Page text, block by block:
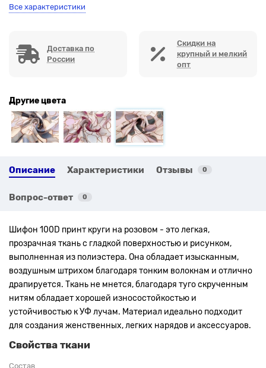
Все характеристики
Доставка по
России
Скидки на
крупный и мелкий
опт
Другие цвета
Описание Характеристики Отзывы 0
Вопрос-ответ 0
Шифон 100D принт круги на розовом - это легкая,
прозрачная ткань с гладкой поверхностью и рисунком,
выполненная из полиэстера. Она обладает изысканным,
воздушным штрихом благодаря тонким волокнам и отлично
драпируется. Ткань не мнется, благодаря туго скрученным
нитям обладает хорошей износостойкостью и
устойчивостью к УФ лучам. Материал идеально подходит
для создания женственных, легких нарядов и аксессуаров.
Свойства ткани
Состав